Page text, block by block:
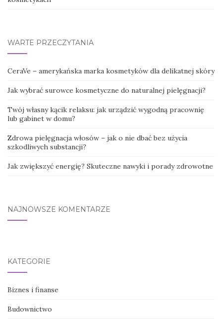
WARTE PRZECZYTANIA
CeraVe – amerykańska marka kosmetyków dla delikatnej skóry
Jak wybrać surowce kosmetyczne do naturalnej pielęgnacji?
Twój własny kącik relaksu: jak urządzić wygodną pracownię
lub gabinet w domu?
Zdrowa pielęgnacja włosów – jak o nie dbać bez użycia
szkodliwych substancji?
Jak zwiększyć energię? Skuteczne nawyki i porady zdrowotne
NAJNOWSZE KOMENTARZE
KATEGORIE
Biznes i finanse
Budownictwo